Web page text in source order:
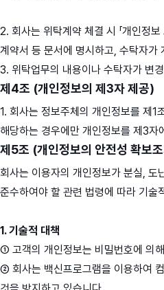
2. 회사는 위탁계약 체결 시 「개인정
계약서 등 문서에 명시하고, 수탁자가
3. 위탁업무의 내용이나 수탁자가 변
제4조 (개인정보의 제3자 제공)
1. 회사는 정보주체의 개인정보를 제1
해당하는 경우에만 개인정보를 제3자
제5조 (개인정보의 안전성 확보
회사는 이용자의 개인정보가 분실, 도
준수하여야 할 관련 법령에 따라 기술
1. 기술적 대책
① 고객의 개인정보는 비밀번호에 의
② 회사는 백신프로그램을 이용하여